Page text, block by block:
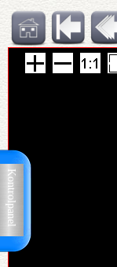
Kontrolpanel